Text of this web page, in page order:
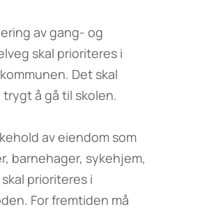
av gang- og
skal prioriteres i
Det skal
å gå til skolen.
av eiendom som
barnehager, sykehjem,
skal prioriteres i
For fremtiden må